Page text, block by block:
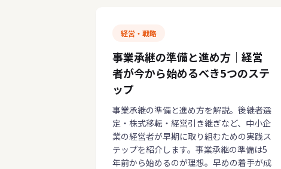
経営・戦略
事業承継の準備と進め方｜経営
者が今から始めるべき5つのステ
ップ
事業承継の準備と進め方を解説。後継者選
定・株式移転・経営引き継ぎなど、中小企
業の経営者が早期に取り組むための実践ス
テップを紹介します。事業承継の準備は5
年前から始めるのが理想。早めの着手が成